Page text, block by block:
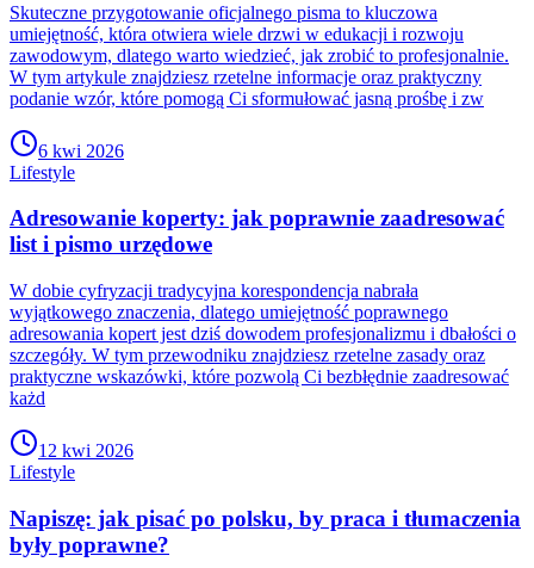
Skuteczne przygotowanie oficjalnego pisma to kluczowa
umiejętność, która otwiera wiele drzwi w edukacji i rozwoju
zawodowym, dlatego warto wiedzieć, jak zrobić to profesjonalnie.
W tym artykule znajdziesz rzetelne informacje oraz praktyczny
podanie wzór, które pomogą Ci sformułować jasną prośbę i zw
6 kwi 2026
Lifestyle
Adresowanie koperty: jak poprawnie zaadresować
list i pismo urzędowe
W dobie cyfryzacji tradycyjna korespondencja nabrała
wyjątkowego znaczenia, dlatego umiejętność poprawnego
adresowania kopert jest dziś dowodem profesjonalizmu i dbałości o
szczegóły. W tym przewodniku znajdziesz rzetelne zasady oraz
praktyczne wskazówki, które pozwolą Ci bezbłędnie zaadresować
każd
12 kwi 2026
Lifestyle
Napiszę: jak pisać po polsku, by praca i tłumaczenia
były poprawne?